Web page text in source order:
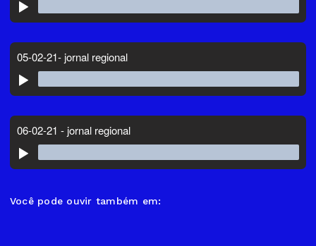
Você pode ouvir também em: